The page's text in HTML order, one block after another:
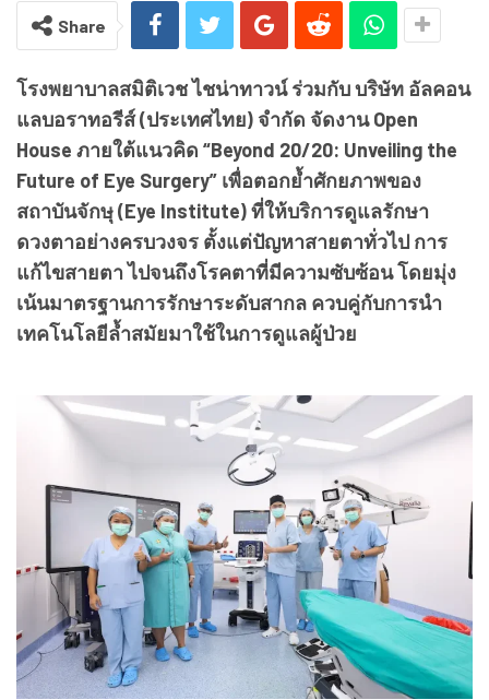
Share
โรงพยาบาลสมิติเวช ไชน่าทาวน์ ร่วมกับ บริษัท อัลคอน
แลบอราทอรีส์ (ประเทศไทย) จำกัด จัดงาน Open
House ภายใต้แนวคิด “Beyond 20/20: Unveiling the
Future of Eye Surgery” เพื่อตอกย้ำศักยภาพของ
สถาบันจักษุ (Eye Institute) ที่ให้บริการดูแลรักษา
ดวงตาอย่างครบวงจร ตั้งแต่ปัญหาสายตาทั่วไป การ
แก้ไขสายตา ไปจนถึงโรคตาที่มีความซับซ้อน โดยมุ่ง
เน้นมาตรฐานการรักษาระดับสากล ควบคู่กับการนำ
เทคโนโลยีล้ำสมัยมาใช้ในการดูแลผู้ป่วย